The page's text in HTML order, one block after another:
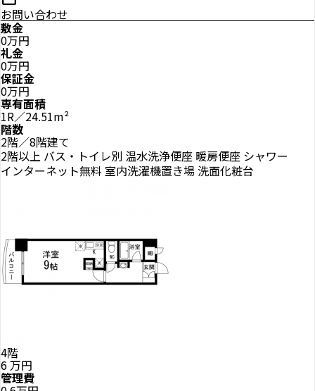
お問い合わせ
敷金
0万円
礼金
0万円
保証金
0万円
専有面積
1R／24.51m²
階数
2階／8階建て
2階以上 バス・トイレ別 温水洗浄便座 暖房便座 シャワー
インターネット無料 室内洗濯機置き場 洗面化粧台
4階
6万円
管理費